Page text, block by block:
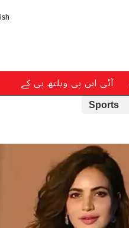
آئی این پی ویلتھ پی کے
Sports